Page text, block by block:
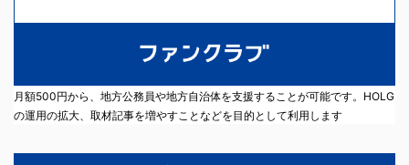
月額500円から、地方公務員や地方自治体を支援することが可能です。HOLG
の運用の拡大、取材記事を増やすことなどを目的として利用します